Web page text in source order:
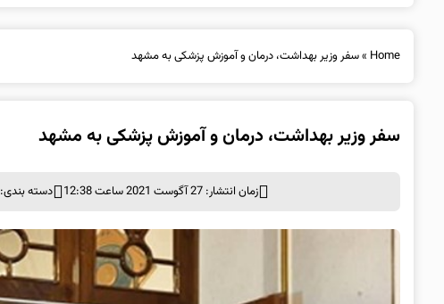
Home
»سفر وزیر بهداشت، درمان و آموزش پزشکی به مشهد
سفر وزیر بهداشت، درمان و آموزش پزشکی به مشهد
زمان انتشار: 27 آگوست 2021 ساعت 12:38 دسته بندی: